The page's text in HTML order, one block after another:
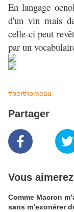
En langage
d'un vin mais
celle-ci peut
par un
#berthomeau
Partager
Vous
Comme Macron
sans m’exonérer